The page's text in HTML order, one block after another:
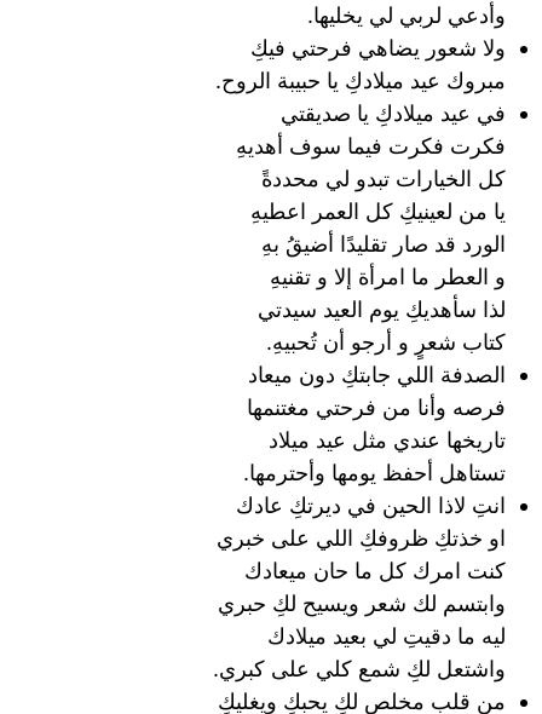
وأدعي لربي لي يخليها.
ولا شعور يضاهي فرحتي فيكِ
مبروك عيد ميلادكِ يا حبيبة الروح.
في عيد ميلادكِ يا صديقتي
فكرت فكرت فيما سوف أهديهِ
كل الخيارات تبدو لي محددةً
يا من لعينيكِ كل العمر اعطيهِ
الورد قد صار تقليدًا أضيقُ بهِ
و العطر ما امرأة إلا و تقنيهِ
لذا سأهديكِ يوم العيد سيدتي
كتاب شعرٍ و أرجو أن تُحبيهِ.
الصدفة اللي جابتكِ دون ميعاد
فرصه وأنا من فرحتي مغتنمها
تاريخها عندي مثل عيد ميلاد
تستاهل أحفظ يومها وأحترمها.
انتِ لاذا الحين في ديرتكِ عادك
او خذتكِ ظروفكِ اللي على خبري
كنت امرك كل ما حان ميعادك
وابتسم لك شعر ويسيح لكِ حبري
ليه ما دقيتِ لي بعيد ميلادك
واشتعل لكِ شمع كلي على كبري.
من قلب مخلص لكِ يحبكِ ويغليكِ